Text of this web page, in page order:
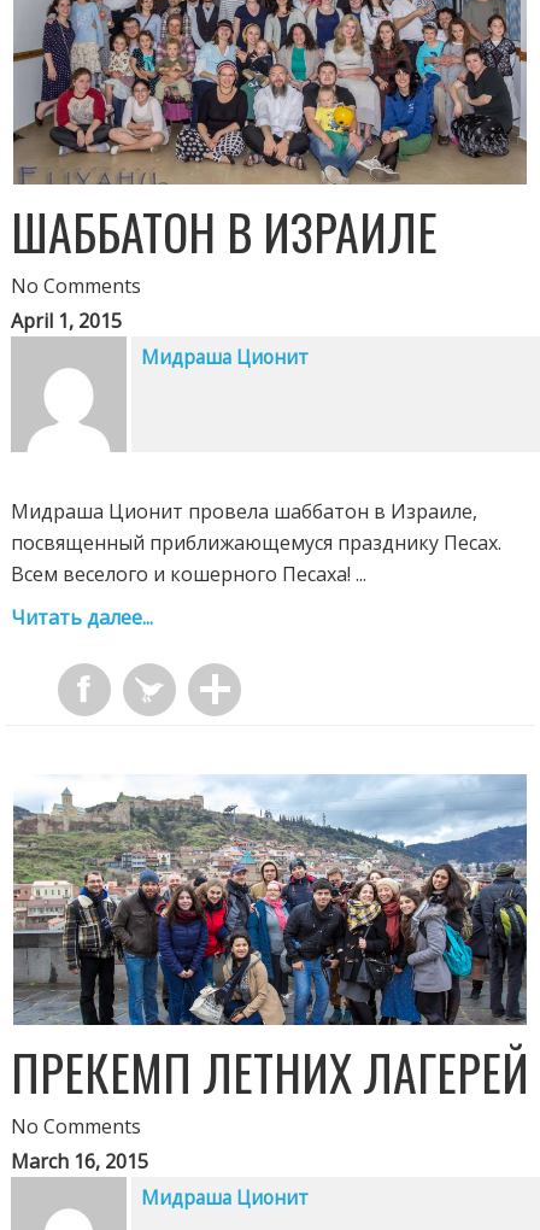
ШАББАТОН В ИЗРАИЛЕ
No Comments
April 1, 2015
Мидраша Ционит
Мидраша Ционит провела шаббатон в Израиле,
посвященный приближающемуся празднику Песах.
Всем веселого и кошерного Песаха! ...
Читать далее...
ПРЕКЕМП ЛЕТНИХ ЛАГЕРЕЙ
No Comments
March 16, 2015
Мидраша Ционит